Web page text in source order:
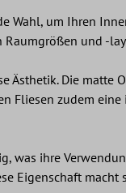
Wahl, um Ihren
Raumgrößen und -
Ästhetik. Die
zudem
ihre
Eigenschaft